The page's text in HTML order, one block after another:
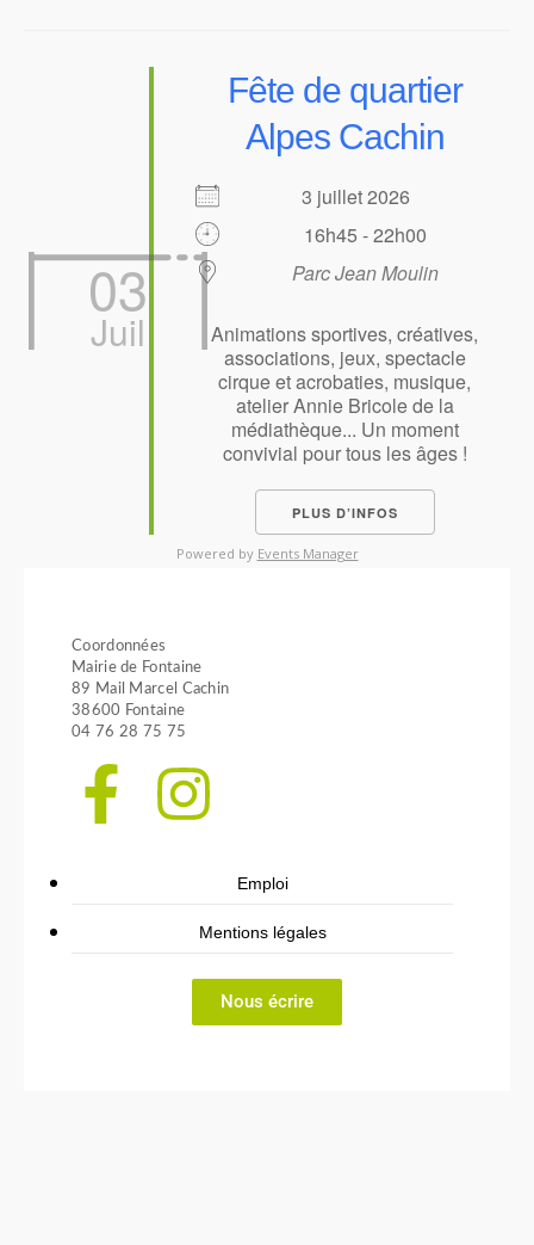
03
Juil
Fête de quartier
Alpes Cachin
3 juillet 2026
16h45 - 22h00
Parc Jean Moulin
Animations sportives, créatives,
associations, jeux, spectacle
cirque et acrobaties, musique,
atelier Annie Bricole de la
médiathèque... Un moment
convivial pour tous les âges !
PLUS D’INFOS
Powered by Events Manager
Coordonnées
Mairie de Fontaine
89 Mail Marcel Cachin
38600 Fontaine
04 76 28 75 75
Emploi
Mentions légales
Nous écrire